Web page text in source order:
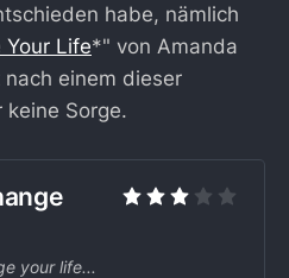
habe, nämlich
Your Life*" von Amanda
einem dieser
Sorge.
your life...